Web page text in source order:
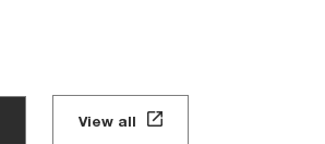
View all